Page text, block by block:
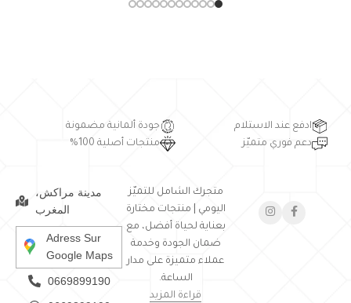
ادفع عند الاستلام
جودة ألمانية مضمونة
دعم فوري متميّز
منتجات أصلية 100%
متجرك الشامل للتميّز
اليومي | منتجات مختارة
بعناية لحياة أفضل، مع
ضمان الجودة وخدمة
عملاء متميزة على مدار
الساعة.
قراءة المزيد
مدينة مراكش،
المغرب
Adress Sur
Google Maps
0669899190